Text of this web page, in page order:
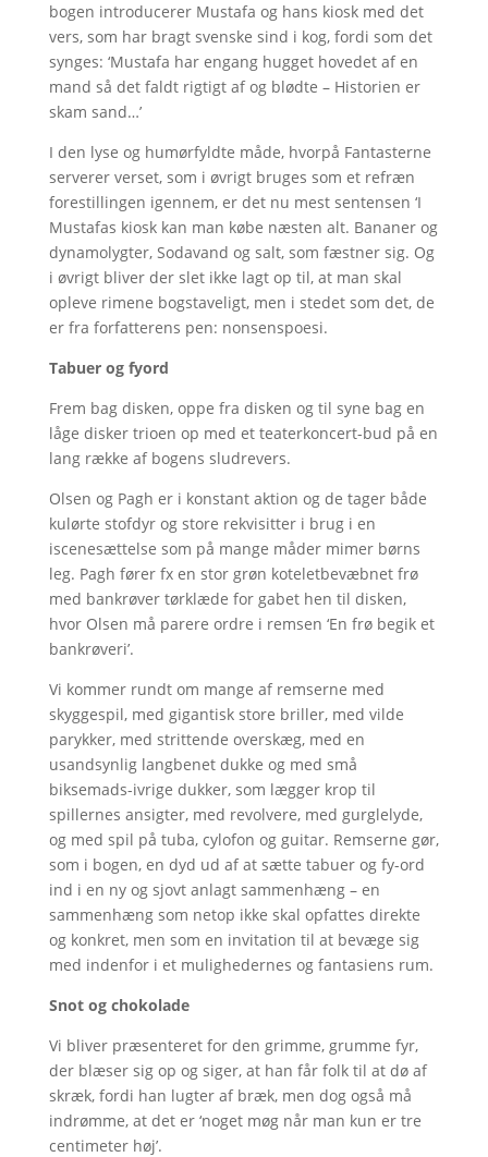
bogen introducerer Mustafa og hans kiosk med det
vers, som har bragt svenske sind i kog, fordi som det
synges: ‘Mustafa har engang hugget hovedet af en
mand så det faldt rigtigt af og blødte – Historien er
skam sand…’
I den lyse og humørfyldte måde, hvorpå Fantasterne
serverer verset, som i øvrigt bruges som et refræn
forestillingen igennem, er det nu mest sentensen ‘I
Mustafas kiosk kan man købe næsten alt. Bananer og
dynamolygter, Sodavand og salt, som fæstner sig. Og
i øvrigt bliver der slet ikke lagt op til, at man skal
opleve rimene bogstaveligt, men i stedet som det, de
er fra forfatterens pen: nonsenspoesi.
Tabuer og fyord
Frem bag disken, oppe fra disken og til syne bag en
låge disker trioen op med et teaterkoncert-bud på en
lang række af bogens sludrevers.
Olsen og Pagh er i konstant aktion og de tager både
kulørte stofdyr og store rekvisitter i brug i en
iscenesættelse som på mange måder mimer børns
leg. Pagh fører fx en stor grøn koteletbevæbnet frø
med bankrøver tørklæde for gabet hen til disken,
hvor Olsen må parere ordre i remsen ‘En frø begik et
bankrøveri’.
Vi kommer rundt om mange af remserne med
skyggespil, med gigantisk store briller, med vilde
parykker, med strittende overskæg, med en
usandsynlig langbenet dukke og med små
biksemads-ivrige dukker, som lægger krop til
spillernes ansigter, med revolvere, med gurglelyde,
og med spil på tuba, cylofon og guitar. Remserne gør,
som i bogen, en dyd ud af at sætte tabuer og fy-ord
ind i en ny og sjovt anlagt sammenhæng – en
sammenhæng som netop ikke skal opfattes direkte
og konkret, men som en invitation til at bevæge sig
med indenfor i et mulighedernes og fantasiens rum.
Snot og chokolade
Vi bliver præsenteret for den grimme, grumme fyr,
der blæser sig op og siger, at han får folk til at dø af
skræk, fordi han lugter af bræk, men dog også må
indrømme, at det er ‘noget møg når man kun er tre
centimeter høj’.